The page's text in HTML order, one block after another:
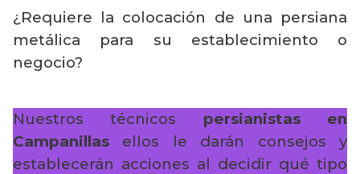
¿Requiere la colocación de una persiana
metálica para su establecimiento o
negocio?
Nuestros técnicos persianistas en
Campanillas ellos le darán consejos y
establecerán acciones al decidir qué tipo